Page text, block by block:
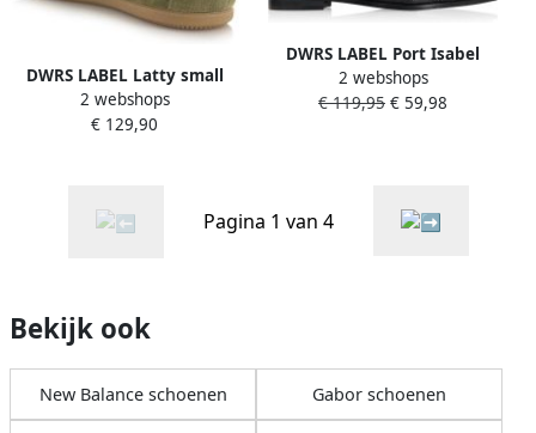
DWRS LABEL Latty small
studs olive Suede Dames
2 webshops
€ 129,90
DWRS LABEL Port Isabel
black slingbacks Leer
Dames
2 webshops
€ 119,95 € 59,98
Pagina 1 van 4
Bekijk ook
New Balance schoenen Gabor schoenen